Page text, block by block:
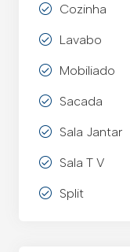
Cozinha
Lavabo
Mobiliado
Sacada
Sala Jantar
Sala T V
Split